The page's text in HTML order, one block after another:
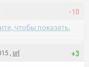
-10
чтобы показать.
+3
, url